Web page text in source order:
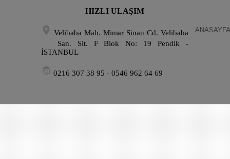
HIZLI ULAŞIM
Velibaba Mah. Mimar Sinan Cd. Velibaba
San. Sit. F Blok No: 19 Pendik -
İSTANBUL
0216 307 38 95 - 0546 962 64 69